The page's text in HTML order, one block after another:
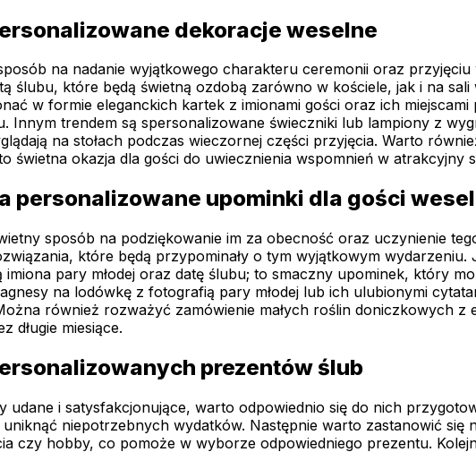
dekoracje weselne
na nadanie wyjątkowego charakteru ceremonii oraz
ślubu, które będą świetną ozdobą zarówno w kościele, jak i na sali
w formie eleganckich kartek z imionami gości oraz ich
trendem są spersonalizowane świeczniki lub lampiony z
na stołach podczas wieczornej części przyjęcia. Warto
świetna okazja dla gości do uwiecznienia wspomnień w atrakcyjny
personalizowane upominki dla gości
sposób na podziękowanie im za obecność oraz uczynienie
które będą przypominały o tym wyjątkowym
imiona pary młodej oraz datę ślubu; to smaczny upominek, który
na lodówkę z fotografią pary młodej lub ich ulubionymi
również rozważyć zamówienie małych roślin doniczkowych z
długie miesiące.
prezentów ślub
i satysfakcjonujące, warto odpowiednio się do nich
niepotrzebnych wydatków. Następnie warto zastanowić się
czy hobby, co pomoże w wyborze odpowiedniego prezentu.